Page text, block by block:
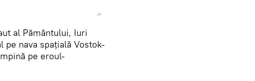
al Pământului, Iuri
pe nava spațială Vostok-
pe eroul-